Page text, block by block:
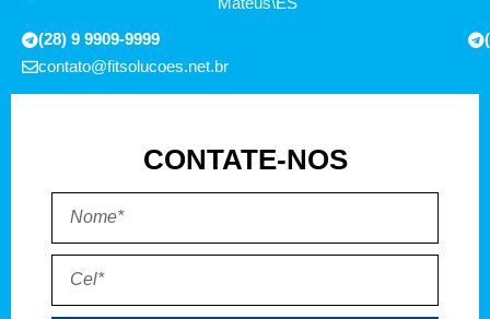
(28) 9 9909-9999
contato@fitsolucoes.net.br
CONTATE-NOS